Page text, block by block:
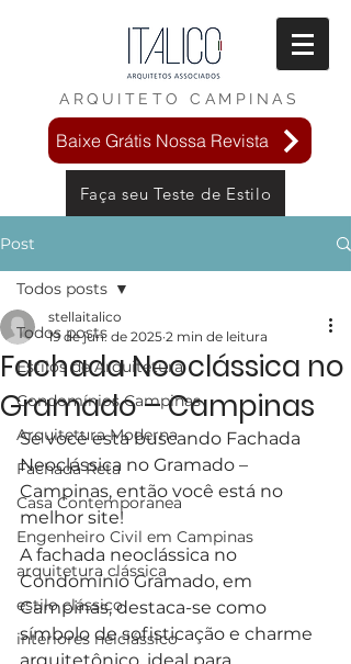
ARQUITETO CAMPINAS
Baixe Grátis Nossa Revista
Faça seu Teste de Estilo
Post
Todos posts
Estilos de Arquitetura
Condomínios Campinas
Arquitetura Moderna
Fachada Reta
Casa Contemporanea
Engenheiro Civil em Campinas
arquitetura clássica
estilo clássico
interiores neiclássico
Todos posts
Fachada Neoclássica no
Gramado – Campinas
stellaitalico
19 de jun. de 2025 2 min de leitura
Se você esta buscando Fachada
Neoclássica no Gramado –
Campinas, então você está no
melhor site!
A fachada neoclássica no
Condomínio Gramado, em
Campinas, destaca-se como
símbolo de sofisticação e charme